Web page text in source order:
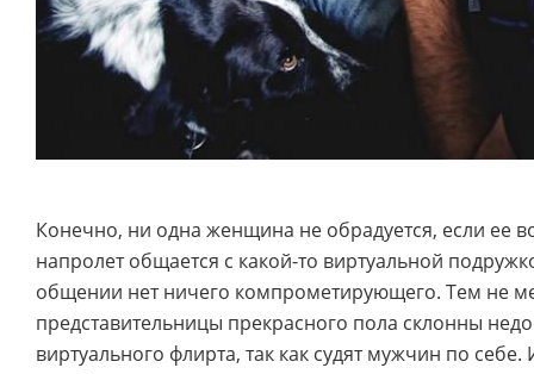
Конечно, ни одна женщина не обрадуется, если ее
напролет общается с какой-то виртуальной
общении нет ничего компрометирующего. Тем не
представительницы прекрасного пола склонны
виртуального флирта, так как судят мужчин по